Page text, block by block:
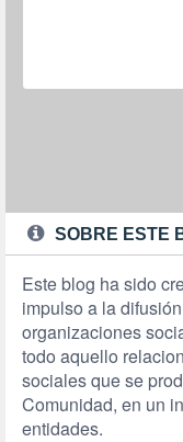
SOBRE ESTE
Este blog ha sido
impulso a la
organizaciones
todo aquello
sociales que se
Comunidad, en un
entidades.